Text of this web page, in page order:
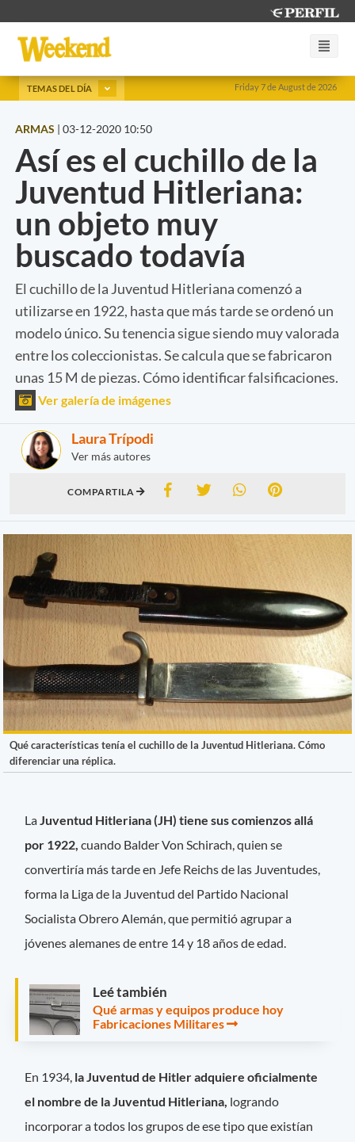
Friday 7 de August de 2026
TEMAS DEL DÍA
ARMAS | 03-12-2020 10:50
Así es el cuchillo de la
Juventud Hitleriana:
un objeto muy
buscado todavía
El cuchillo de la Juventud Hitleriana comenzó a
utilizarse en 1922, hasta que más tarde se ordenó un
modelo único. Su tenencia sigue siendo muy valorada
entre los coleccionistas. Se calcula que se fabricaron
unas 15 M de piezas. Cómo identificar falsificaciones.
Ver galería de imágenes
Laura Trípodi
Ver más autores
COMPARTILA
Qué características tenía el cuchillo de la Juventud Hitleriana. Cómo
diferenciar una réplica.
La Juventud Hitleriana (JH) tiene sus comienzos allá
por 1922, cuando Balder Von Schirach, quien se
convertiría más tarde en Jefe Reichs de las Juventudes,
forma la Liga de la Juventud del Partido Nacional
Socialista Obrero Alemán, que permitió agrupar a
jóvenes alemanes de entre 14 y 18 años de edad.
Leé también
Qué armas y equipos produce hoy
Fabricaciones Militares
En 1934, la Juventud de Hitler adquiere oficialmente
el nombre de la Juventud Hitleriana, logrando
incorporar a todos los grupos de ese tipo que existían